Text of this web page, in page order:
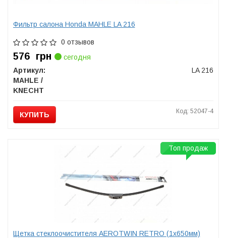
Фильтр салона Honda MAHLE LA 216
0 отзывов
576 грн
сегодня
Артикул:
LA 216
MAHLE /
KNECHT
КУПИТЬ Код: 52047-4
Щетка стеклоочистителя AEROTWIN RETRO (1х650мм)
Топ продаж